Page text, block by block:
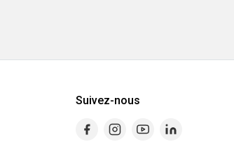
Suivez-nous